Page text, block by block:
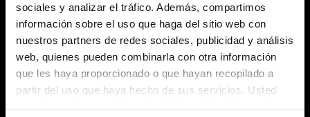
sociales y analizar el tráfico. Además, compartimos
información sobre el uso que haga del sitio web con
nuestros partners de redes sociales, publicidad y análisis
web, quienes pueden combinarla con otra información
que les haya proporcionado o que hayan recopilado a
partir del uso que haya hecho de sus servicios. Usted
acepta nuestras cookies si continúa utilizando nuestro
La Tienda online que se crea a través del Kit Digital tiene las
siguientes características.
Creación de la tienda online o E-Commerce y alta del
catálogo de productosTienda online donde exponer tu
catálogo de productos con su información y
características. Se incluye la subida de todos los productos
siempre que éstos se entreguen en formato compatible.